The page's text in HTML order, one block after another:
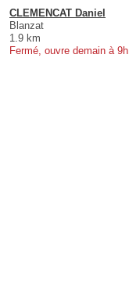
CLEMENCAT Daniel
Blanzat
1.9 km
Fermé, ouvre demain à 9h